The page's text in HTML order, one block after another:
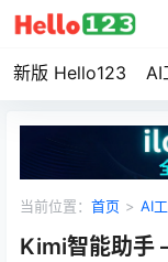
新版 Hello123 AI
当前位置： 首页 > AI
Kimi智能助手